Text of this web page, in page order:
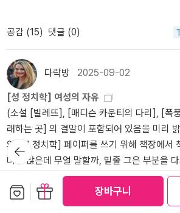
장바구니
도 깨뜨릴 수 없는 안식이 있거든요.... 린튼 서
은 애정에조차 얼마나 많은 이기심이 깃들어
그런 예감도, 죽었으면 좋겠다는 희망 같은것
지? 이렇게 튼튼한 몸에 절제 있는 생활을 하
사하고 있는데, 마땅히 내 머리에 검은 머리가
어야지'p541 꽃같은 나이 서른에 결핵으로
밀리 브론테의 소설엔 유독 죽음의 그림자가
다. 소설 출간 후 1년 만에 생을 마감했던 에밀
데 , 당시 그녀를 둘러싼 고통에서 오는 절망
이츠를 더욱 스산하고 쓸쓸하게 만들었으리
직면했던 그녀가 죽음을 받아들이며 '안식'과 '
는 이 지옥같은 세상에 나를 버리지만 말아줘.
생명인 당신 없이는 못 산단 말아줘. 아! 견딜
신 없이는 못 산단 말이야! 내 영혼인 당신 없
초월한 상징처럼 다가옵니다.히스클리프는
에 자라며 캐서린을 향한 사랑과 세상을 향한
니다.그러나 그 사랑은 구원이 아니라 집착이
다.저자는 이 비극적 사랑 이야기를 통해 인간
나 파괴적일 수 있는지를 적나라하게 드러냅
클리프와 캐서린의 사랑은 아름답지 않았습니
라도 동시에 잔혹했기 때문입니다.바람 거센
격정적인 사랑과 증오를 고스란히 닮아 있었
내면을 비추는 거울처럼 다가왔습니다.그래서
먹했습니다.사랑의 양면성에 대해 생각해보
를 살게도 하지만 때로는 파괴하기도 합니다
되지 못할 정도로 몰아치게 되면 인간은 이성
은 우리에게 사랑을 통해 얼마나 자유로워졌
공감 (15) 댓글 (0)
다락방 2025-09-02
[성 정치학] 여성의 자유
(소설 [빌레뜨], [매디슨 카운티의 다리], [폭
래하는 곳] 의 결말이 포함되어 있음을 미리
의 [성 정치학] 페이퍼를 쓰기 위해 책장에서
너무 많은데 무얼 말할까, 밑줄 그은 부분을
케이트 밀렛 대단하다, 하는 생각을 다시했
을만큼 통찰력 있는 문장들이 가득하다. 일단
뜨] 얘기를 안할 수가 없다.빌레뜨는 여성주
뒤로가
기